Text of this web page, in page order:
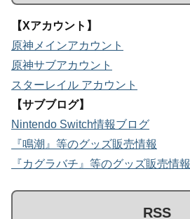
【Xアカウント】
原神メインアカウント
原神サブアカウント
スターレイル アカウント
【サブブログ】
Nintendo Switch情報ブログ
『鳴潮』等のグッズ販売情報
『カグラバチ』等のグッズ販売情報
RSS